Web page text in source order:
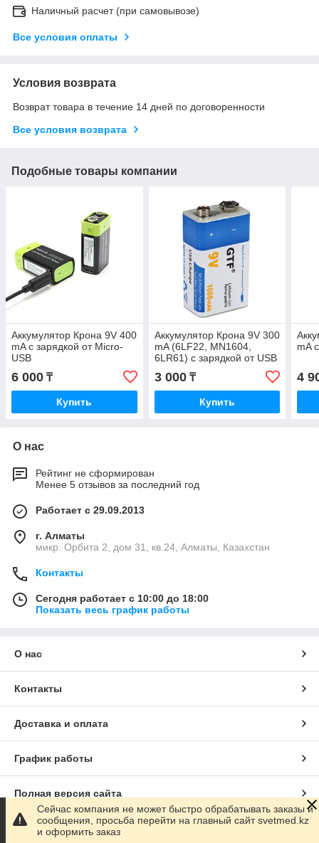
Наличный расчет (при самовывозе)
Все условия оплаты
Условия возврата
Возврат товара в течение 14 дней по договоренности
Все условия возврата
Подобные товары компании
Аккумулятор Крона 9V 400
mA с зарядкой от Micro-
USB
6 000 ₸
Купить
Аккумулятор Крона 9V 300
mA (6LF22, MN1604,
6LR61) с зарядкой от USB
3 000₸
Купить
mA
4
О нас
Рейтинг не сформирован
Менее 5 отзывов за последний год
Работает с 29.09.2013
г. Алматы
микр. Орбита 2, дом 31, кв.24, Алматы, Казахстан
Контакты
Сегодня работает с 10:00 до 18:00
Показать весь график работы
О нас
Контакты
Доставка и оплата
График работы
Полная версия сайта
Сайт создан на маркетплейсе
Сейчас компания не может быстро обрабатывать заказы и
сообщения, просьба перейти на главный сайт svetmed.kz
и оформить заказ